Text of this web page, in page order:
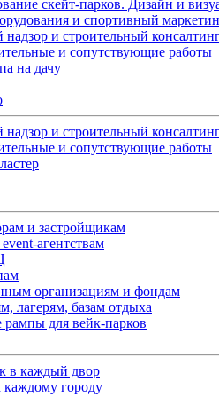
скейт-парков. Дизайн и
и спортивный
надзор и строительный
и сопутствующие работы
на дачу
надзор и строительный
и сопутствующие работы
и застройщикам
агентствам
организациям и фондам
лагерям, базам отдыха
рампы для вейк-парков
в каждый двор
городу